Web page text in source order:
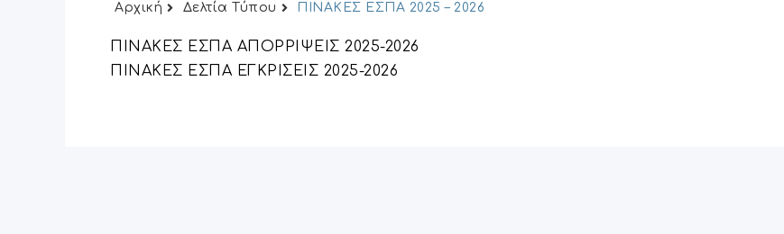
Αρχική Δελτία Τύπου ΠΙΝΑΚΕΣ ΕΣΠΑ 2025 – 2026
ΠΙΝΑΚΕΣ ΕΣΠΑ ΑΠΟΡΡΙΨΕΙΣ 2025-2026
ΠΙΝΑΚΕΣ ΕΣΠΑ ΕΓΚΡΙΣΕΙΣ 2025-2026